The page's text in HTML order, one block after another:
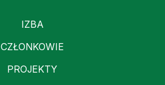
IZBA
CZŁONKOWIE
PROJEKTY